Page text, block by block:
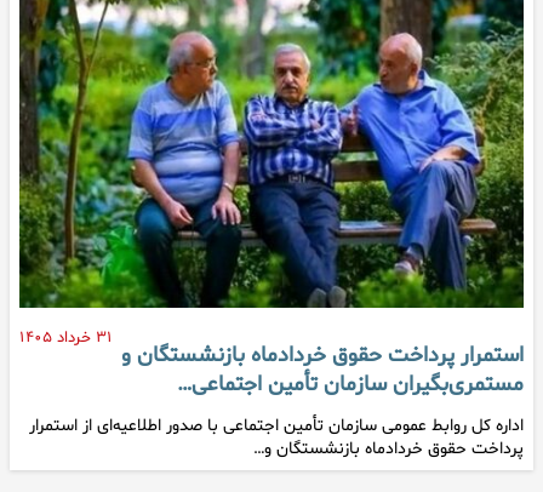
۳۱ خرداد ۱۴۰۵
استمرار پرداخت حقوق خردادماه بازنشستگان و
مستمری‌بگیران سازمان تأمین اجتماعی…
اداره کل روابط عمومی سازمان تأمین اجتماعی با صدور اطلاعیه‌ای از استمرار
پرداخت حقوق خردادماه بازنشستگان و…